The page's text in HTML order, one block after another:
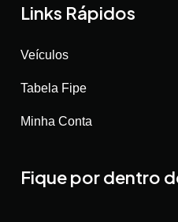
Links Rápidos
Veículos
Tabela Fipe
Minha Conta
Fique por dentro